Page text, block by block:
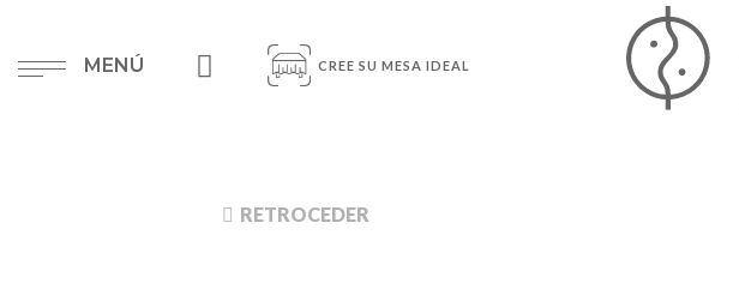
MENÚ CREE SU MESA IDEAL
RETROCEDER